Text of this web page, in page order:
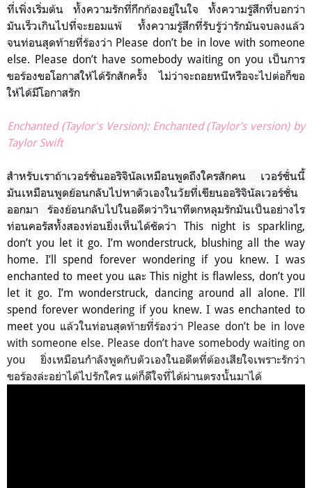
ที่เพิ่งเริ่มต้น ทั้งความรักที่กึกก้องอยู่ในใจ ทั้งความรู้สึกที่บอกว่า
มันเร็วเกินไปที่จะยอมแพ้ ทั้งความรู้สึกที่รับรู้ว่ารักมันจบลงแล้ว
จนท่อนสุดท้ายที่ร้องว่า Please don’t be in love with someone
else. Please don’t have somebody waiting on you เป็นการ
ขอร้องขอโอกาสให้ได้รักสักครั้ง ไม่ว่าจะถอยหนีหรือจะไปต่อก็ขอ
ให้ได้มีโอกาสรัก
Enchanted (Taylor's Version): Enchanted (Taylor’s version) by
Taylor Swift
สำหรับเราถ้าเวอร์ชั่นออริจินัลเหมือนพูดถึงใครสักคน เวอร์ชั่นนี้
มันเหมือนพูดย้อนกลับไปหาตัวเองในวัยที่เขียนออริจินัลเวอร์ชั่น
ออกมา ร้องย้อนกลับไปในอดีตว่าวินาทีตกหลุมรักมันเป็นอย่างไร
ท่อนคอรัสทั้งสองท่อนยิ่งเห็นได้ชัดว่า This night is sparkling,
don’t you let it go. I’m wonderstruck, blushing all the way
home. I’ll spend forever wondering if you knew. I was
enchanted to meet you และ This night is flawless, don’t you
let it go. I’m wonderstruck, dancing around all alone. I’ll
spend forever wondering if you knew. I was enchanted to
meet you แล้วในท่อนสุดท้ายที่ร้องว่า Please don’t be in love
with someone else. Please don’t have somebody waiting on
you ยิ่งเหมือนกำลังพูดกับตัวเองในอดีตที่ต้องเสียใจเพราะรักว่า
ขอร้องล่ะอย่าได้ไปรักใคร แต่ก็ดีใจที่ได้ผ่านตรงนั้นมาได้